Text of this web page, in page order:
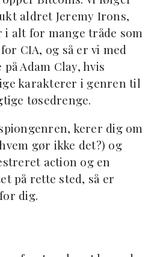
aldret Jeremy Irons,
alt for mange tråde som
CIA, og så er vi med
Adam Clay, hvis
karakterer i genren til
tøsedrenge.
kerer dig om
gør ikke det?) og
action og en
på rette sted, så er
dig.